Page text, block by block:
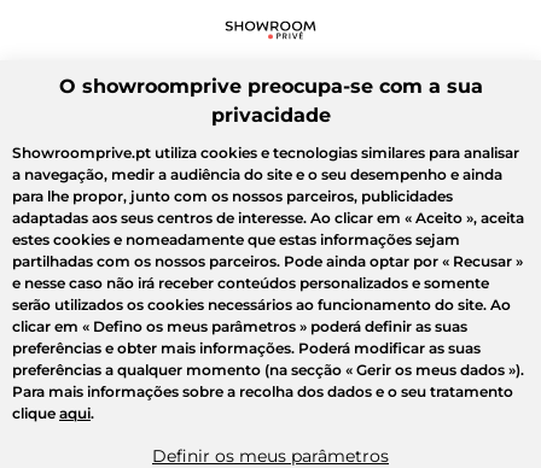
O showroomprive preocupa-se com a sua
privacidade
Showroomprive.pt utiliza cookies e tecnologias similares para analisar
a navegação, medir a audiência do site e o seu desempenho e ainda
para lhe propor, junto com os nossos parceiros, publicidades
adaptadas aos seus centros de interesse. Ao clicar em « Aceito », aceita
estes cookies e nomeadamente que estas informações sejam
partilhadas com os nossos parceiros. Pode ainda optar por « Recusar »
e nesse caso não irá receber conteúdos personalizados e somente
serão utilizados os cookies necessários ao funcionamento do site. Ao
clicar em « Defino os meus parâmetros » poderá definir as suas
preferências e obter mais informações. Poderá modificar as suas
preferências a qualquer momento (na secção « Gerir os meus dados »).
Para mais informações sobre a recolha dos dados e o seu tratamento
clique aqui.
Definir os meus parâmetros